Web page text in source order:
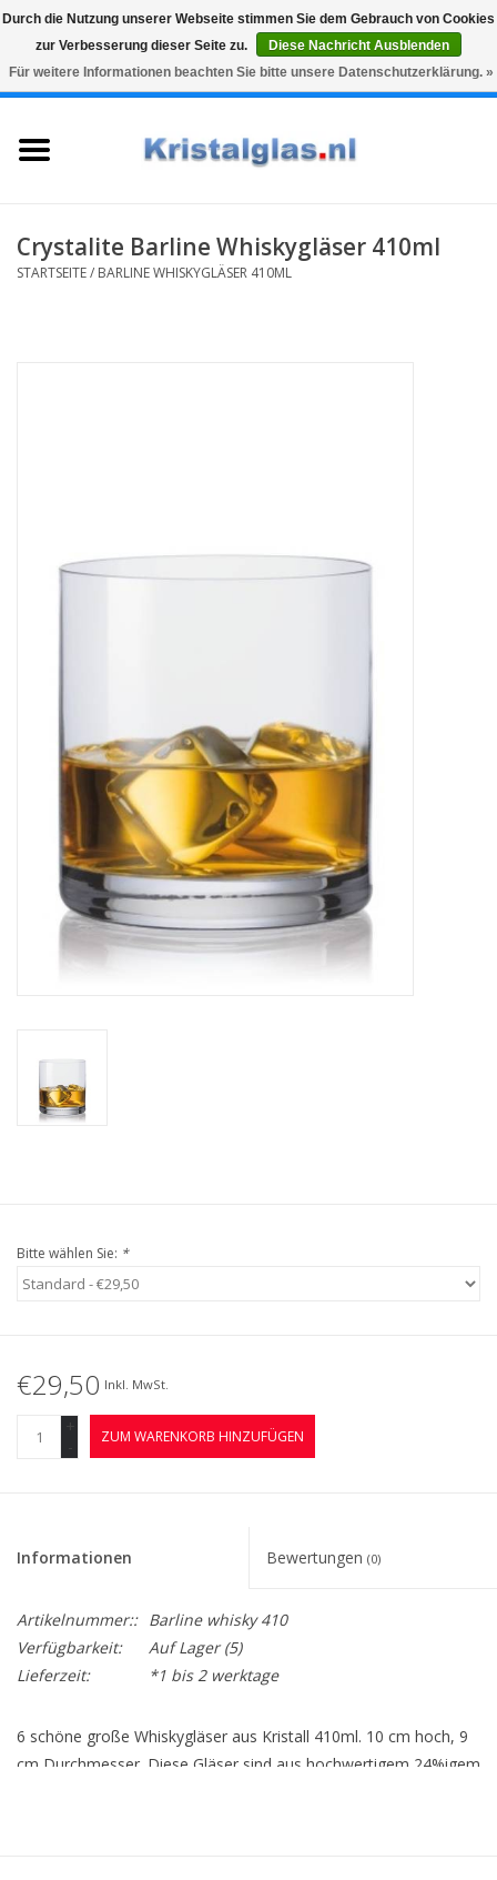
Snelle levering
Graveren
0 Artikel - €0,00
Karaffen
Bar & Wein
Crystalite Barline Whiskygläser 410ml
STARTSEITE/ BARLINE WHISKYGLÄSER 410ML
Bitte wählen Sie: *
€29,50 Inkl. MwSt.
+
-
ZUM WARENKORB HINZUFÜGEN
Informationen Bewertungen (0)
Artikelnummer:: Barline whisky 410
Verfügbarkeit:
Auf Lager(5)
Lieferzeit:
*1 bis 2 werktage
6 schöne große Whiskygläser aus Kristall 410ml. 10 cm hoch, 9
cm Durchmesser. Diese Gläser sind aus hochwertigem 24%igem
Durch die Nutzung unserer Webseite stimmen Sie dem Gebrauch von Cookies
zur Verbesserung dieser Seite zu.
Diese Nachricht Ausblenden
Für weitere Informationen beachten Sie bitte unsere Datenschutzerklärung. »